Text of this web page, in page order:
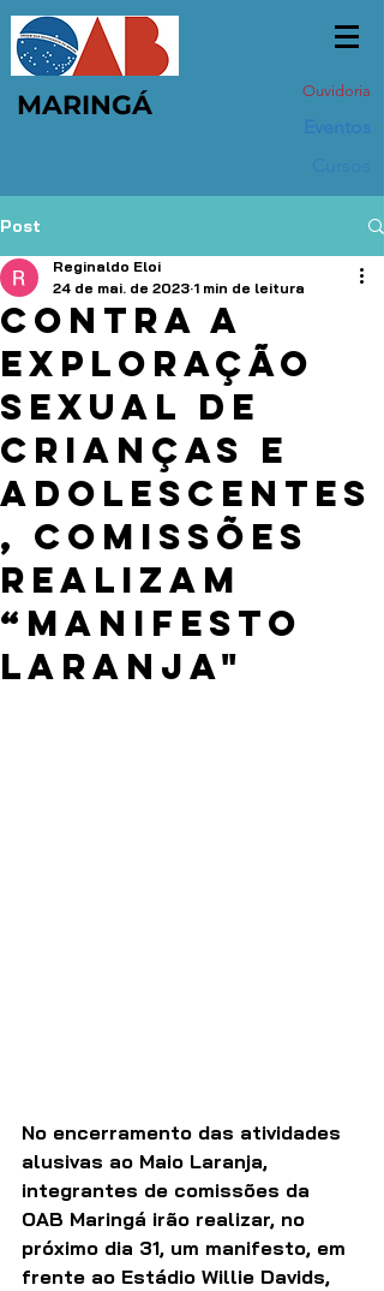
MARINGÁ Ouvidoria
Post
Contra a
exploração
sexual de
crianças e
adolescentes
, comissões
realizam
“manifesto
laranja"
Reginaldo Eloi
24 de mai. de 2023 1 min de leitura
No encerramento das atividades
alusivas ao Maio Laranja,
integrantes de comissões da
OAB Maringá irão realizar, no
próximo dia 31, um manifesto, em
frente ao Estádio Willie Davids,